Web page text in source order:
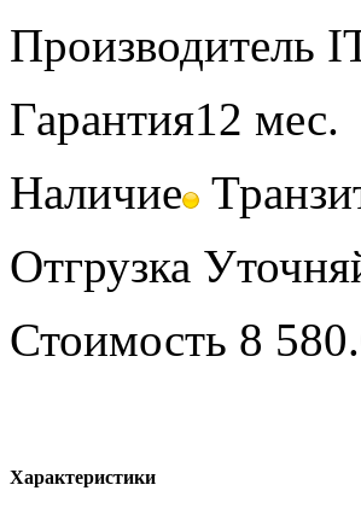
Производитель
Гарантия12 мес.
Наличие
Отгрузка
Стоимость 8
Характеристики